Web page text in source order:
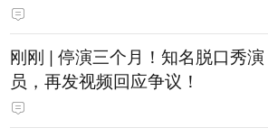
刚刚 | 停演三个月！知名脱口秀演
员，再发视频回应争议！